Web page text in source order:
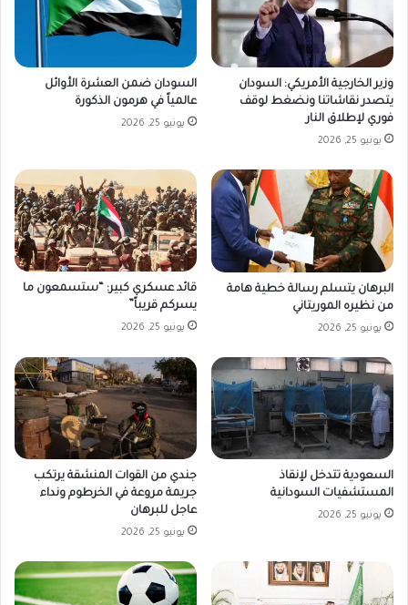
وزير الخارجية الأمريكي: السودان
يتصدر نقاشاتنا ونضغط لوقف
فوري لإطلاق النار
يونيو 25, 2026
السودان ضمن العشرة الأوائل
عالمياً في هرمون الذكورة
يونيو 25, 2026
البرهان يتسلم رسالة خطية هامة
من نظيره الموريتاني
يونيو 25, 2026
قائد عسكري كبير: “ستسمعون ما
يسركم قريباً”
يونيو 25, 2026
السعودية تتدخل لإنقاذ
المستشفيات السودانية
يونيو 25, 2026
جندي من القوات المنشقة يرتكب
جريمة مروعة في الخرطوم ونداء
عاجل للبرهان
يونيو 25, 2026